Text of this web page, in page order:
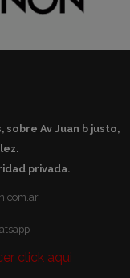
Av Juan b justo,
privada.
click aqui